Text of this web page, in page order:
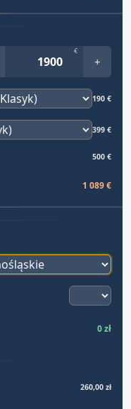
€
+
190 €
399 €
500 €
1 089 €
0 zł
260,00 zł